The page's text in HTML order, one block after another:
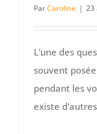
ParCaroline | 23
L'une des
souvent
pendant les
existe